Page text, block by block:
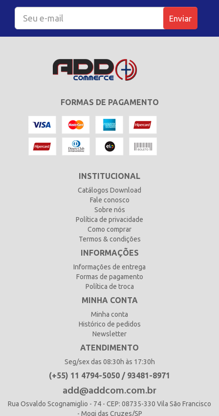
Enviar
FORMAS DE PAGAMENTO
INSTITUCIONAL
Catálogos Download
Fale conosco
Sobre nós
Política de privacidade
Como comprar
Termos & condições
INFORMAÇÕES
Informações de entrega
Formas de pagamento
Política de troca
MINHA CONTA
Minha conta
Histórico de pedidos
Newsletter
ATENDIMENTO
Seg/sex das 08:30h às 17:30h
(+55) 11 4794-5050 / 93481-8971
add@addcom.com.br
Rua Osvaldo Scognamiglio - 74 - CEP: 08735-330 Vila São Francisco
- Mogi das Cruzes/SP